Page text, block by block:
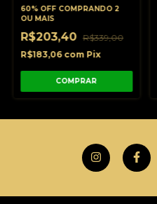
Detalhado - C0001/PG120
60% OFF COMPRANDO 2
OU MAIS
R$203,40 R$339,00
R$183,06 com Pix